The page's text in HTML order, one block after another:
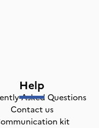
Help
Asked Questions
Contact us
kit